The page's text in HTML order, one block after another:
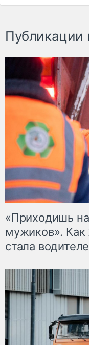
Публикации
«Приходишь
мужиков». Как
стала